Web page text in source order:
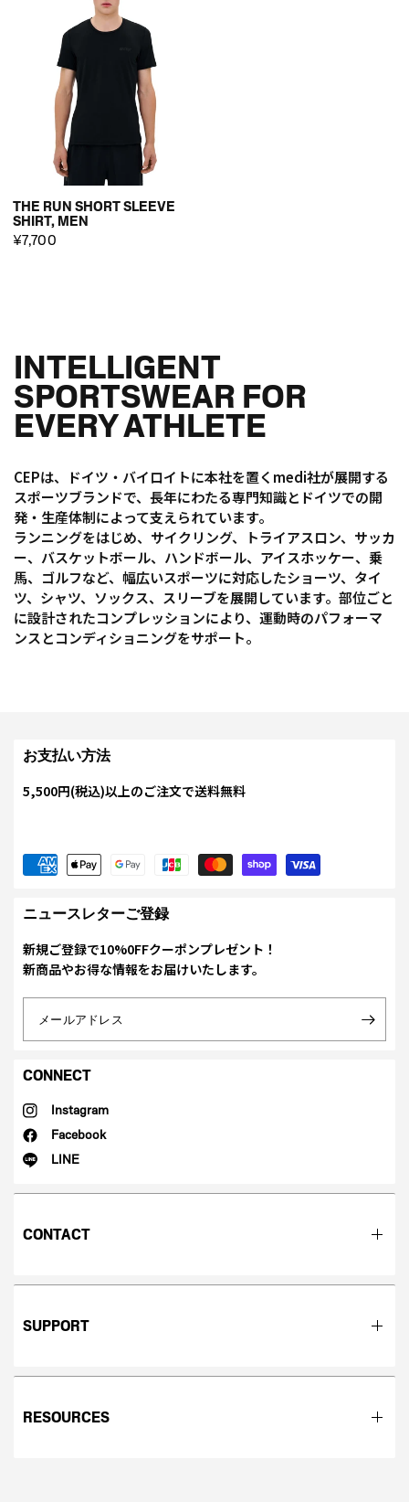
THE RUN SHORT SLEEVE
SHIRT, MEN
¥7,700
INTELLIGENT
SPORTSWEAR FOR
EVERY ATHLETE
CEPは、ドイツ・バイロイトに本社を置くmedi社が展開する
スポーツブランドで、長年にわたる専門知識とドイツでの開
発・生産体制によって支えられています。
ランニングをはじめ、サイクリング、トライアスロン、サッカ
ー、バスケットボール、ハンドボール、アイスホッケー、乗
馬、ゴルフなど、幅広いスポーツに対応したショーツ、タイ
ツ、シャツ、ソックス、スリーブを展開しています。部位ごと
に設計されたコンプレッションにより、運動時のパフォーマ
ンスとコンディショニングをサポート。
お支払い方法
5,500円(税込)以上のご注文で送料無料
ニュースレターご登録
新規ご登録で10%0FFクーポンプレゼント！
新商品やお得な情報をお届けいたします。
メールアドレス
CONNECT
Instagram
Facebook
LINE
CONTACT
SUPPORT
RESOURCES